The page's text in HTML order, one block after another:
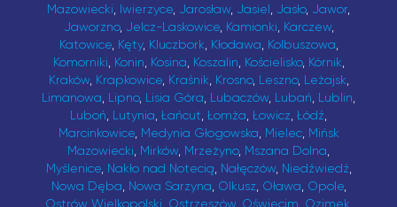
Mazowiecki, Iwierzyce, Jarosław, Jasiel, Jasło, Jawor,
Jaworzno, Jelcz-Laskowice, Kamionki, Karczew,
Katowice, Kęty, Kluczbork, Kłodawa, Kolbuszowa,
Komorniki, Konin, Kosina, Koszalin, Kościelisko, Kórnik,
Kraków, Krapkowice, Kraśnik, Krosno, Leszno, Leżajsk,
Limanowa, Lipno, Lisia Góra, Lubaczów, Lubań, Lublin,
Luboń, Lutynia, Łańcut, Łomża, Łowicz, Łódź,
Marcinkowice, Medynia Głogowska, Mielec, Mińsk
Mazowiecki, Mirków, Mrzeżyno, Mszana Dolna,
Myślenice, Nakło nad Notecią, Nałęczów, Niedźwiedź,
Nowa Dęba, Nowa Sarzyna, Olkusz, Oława, Opole,
Ostrów Wielkopolski, Ostrzeszów, Oświęcim, Ozimek,